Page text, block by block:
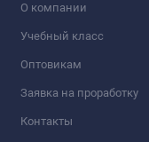
О компании
Учебный класс
Оптовикам
Заявка на проработку
Контакты